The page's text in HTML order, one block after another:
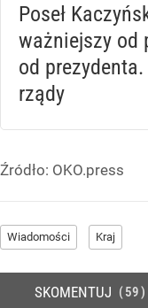
Poseł
ważniejszy od
od
rządy
Źródło: OKO.press
Wiadomości Kraj
SKOMENTUJ 59